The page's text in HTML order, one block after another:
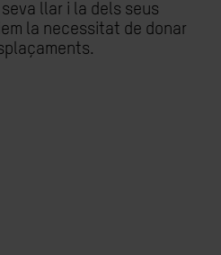
llar i la dels seus
la necessitat de donar